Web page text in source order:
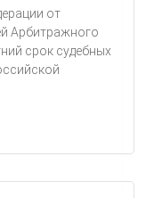
от
Арбитражного
срок судебных